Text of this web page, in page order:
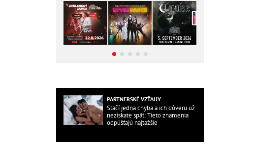
PARTNERSKÉ VZŤAHY
Stačí jedna chyba a ich dôveru už
nezískate späť: Tieto znamenia
odpúšťajú najťažšie